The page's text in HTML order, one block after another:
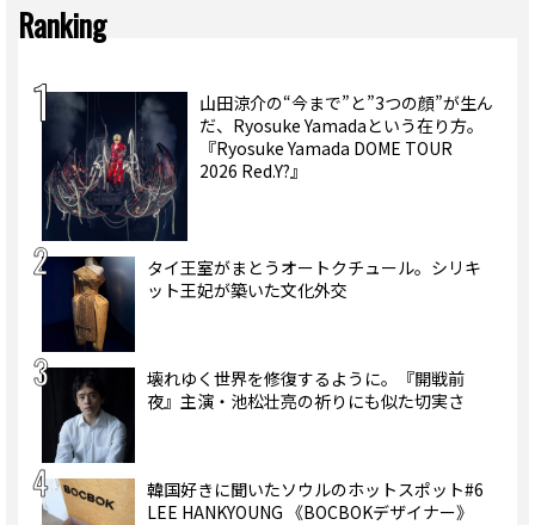
Ranking
山田涼介の“今まで”と”3つの顔”が生ん
だ、Ryosuke Yamadaという在り方。
『Ryosuke Yamada DOME TOUR
2026 Red.Y?』
タイ王室がまとうオートクチュール。シリキ
ット王妃が築いた文化外交
壊れゆく世界を修復するように。『開戦前
夜』主演・池松壮亮の祈りにも似た切実さ
韓国好きに聞いたソウルのホットスポット#6
LEE HANKYOUNG 《BOCBOKデザイナー》